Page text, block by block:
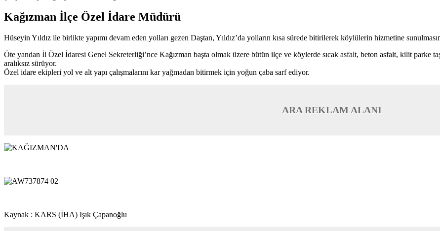
Kağızman İlçe Özel İdare Müdürü
Hüseyin Yıldız ile birlikte yapımı devam eden yolları gezen Daştan, Yıldız’da yolların kısa sürede bitirilerek köylülerin hizmetine
Öte yandan İl Özel İdaresi Genel Sekreterliği’nce Kağızman başta olmak üzere bütün ilçe ve köylerde sıcak asfalt, beton asfalt, kilit parke
aralıksız sürüyor.
Özel idare ekipleri yol ve alt yapı çalışmalarını kar yağmadan bitirmek için yoğun çaba sarf ediyor.
ARA REKLAM ALANI
Kaynak : KARS (İHA) Işık Çapanoğlu